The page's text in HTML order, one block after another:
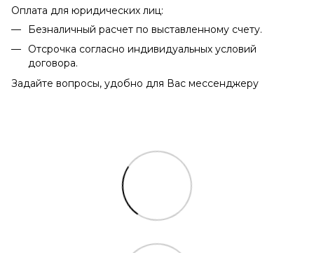
Оплата для юридических лиц:
Безналичный расчет по выставленному счету.
Отсрочка согласно индивидуальных условий
договора.
Задайте вопросы, удобно для Вас мессенджеру